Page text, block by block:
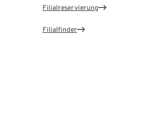
Filialreservierung
Filialfinder